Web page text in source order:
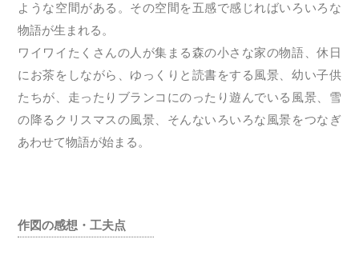
ような空間がある。その空間を五感で感じればいろいろな
物語が生まれる。
ワイワイたくさんの人が集まる森の小さな家の物語、休日
にお茶をしながら、ゆっくりと読書をする風景、幼い子供
たちが、走ったりブランコにのったり遊んでいる風景、雪
の降るクリスマスの風景、そんないろいろな風景をつなぎ
あわせて物語が始まる。
作図の感想・工夫点